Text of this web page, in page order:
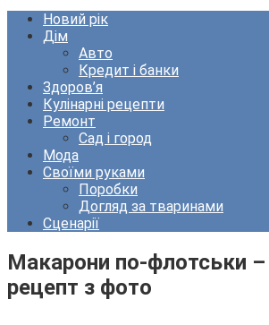
Новий рік
Дім
Авто
Кредит і банки
Здоров’я
Кулінарні рецепти
Ремонт
Сад і город
Мода
Своїми руками
Поробки
Догляд за тваринами
Сценарії
Макарони по-флотськи
рецепт з фото